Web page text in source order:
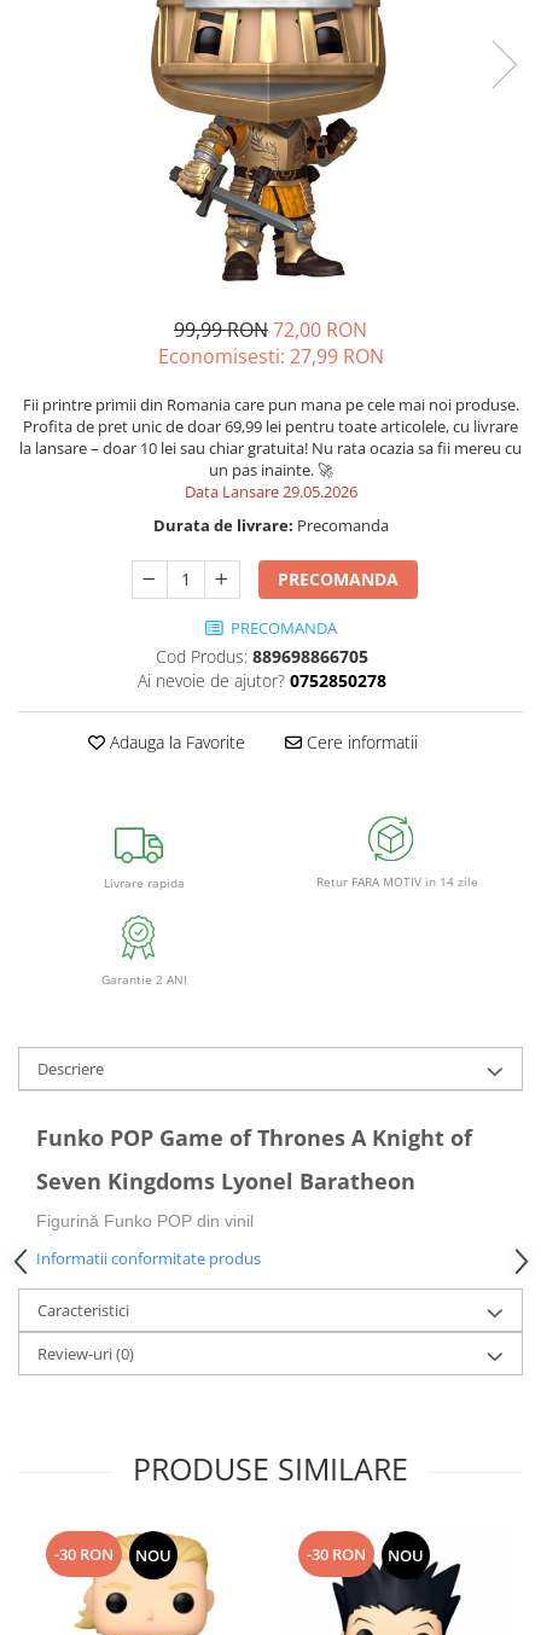
99,99 RON72,00 RON
Economisesti: 27,99 RON
Fii printre primii din Romania care pun mana pe cele mai noi produse.
Profita de pret unic de doar 69,99 lei pentru toate articolele, cu livrare
la lansare – doar 10 lei sau chiar gratuita! Nu rata ocazia sa fii mereu cu
un pas inainte. 🚀
Data Lansare 29.05.2026
Durata de livrare: Precomanda
PRECOMANDA
PRECOMANDA
Cod Produs: 889698866705
Ai nevoie de ajutor? 0752850278
Adauga la Favorite Cere informatii
Livrare rapida Retur FARA MOTIV in 14 zile
Garantie 2 ANI
Descriere
Funko POP Game of Thrones A Knight of
Seven Kingdoms Lyonel Baratheon
Figurină Funko POP din vinil
Informatii conformitate produs
Caracteristici
Review-uri(0)
PRODUSE SIMILARE
-30 RON NOU -30 RON NOU